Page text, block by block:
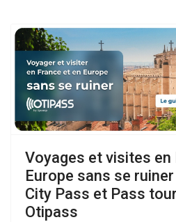
Voyages et visites en
Europe sans se
City Pass et Pass
Otipass